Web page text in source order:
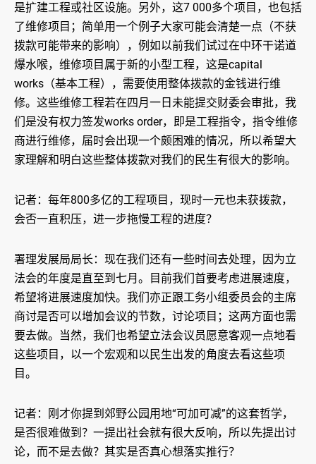
是扩建工程或社区设施。另外，这7 000多个项目，也包括
了维修项目；简单用一个例子大家可能会清楚一点（不获
拨款可能带来的影响），例如以前我们试过在中环干诺道
爆水喉，维修项目属于新的小型工程，这是capital
works（基本工程），需要使用整体拨款的金钱进行维
修。这些维修工程若在四月一日未能提交财委会审批，我
们是没有权力签发works order，即是工程指令，指令维修
商进行维修，届时会出现一个颇困难的情况，所以希望大
家理解和明白这些整体拨款对我们的民生有很大的影响。
记者：每年800多亿的工程项目，现时一元也未获拨款，
会否一直积压，进一步拖慢工程的进度？
署理发展局局长：现在我们还有一些时间去处理，因为立
法会的年度是直至到七月。目前我们首要考虑进展速度，
希望将进展速度加快。我们亦正跟工务小组委员会的主席
商讨是否可以增加会议的节数，讨论项目；这两方面也需
要去做。当然，我们也希望立法会议员愿意客观一点地看
这些项目，以一个宏观和以民生出发的角度去看这些项
目。
记者：刚才你提到郊野公园用地“可加可减”的这套哲学，
是否很难做到？一提出社会就有很大反响，所以先提出讨
论，而不是去做？其实是否真心想落实推行？